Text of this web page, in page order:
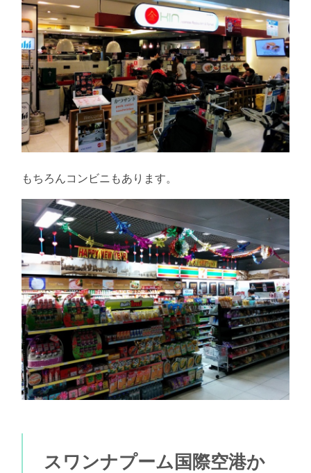
もちろんコンビニもあります。
スワンナプーム国際空港か